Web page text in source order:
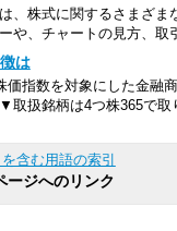
、株式に関するさまざ
や、チャートの見方、取
は
価指数を対象にした金融
取扱銘柄は4つ株365で取
を含む用語の索引
ージへのリンク